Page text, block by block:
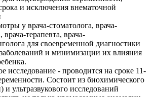
и исключения внематочной
у врача-стоматолога, врача-
врача-терапевта, врача-
для своевременной диагностики
и минимизации их влияния
исследование - проводится на сроке 11-
Состоит из биохимического
и ультразвукового исследований